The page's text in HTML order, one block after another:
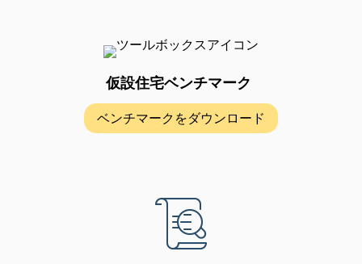
仮設住宅ベンチマーク
ベンチマークをダウンロード